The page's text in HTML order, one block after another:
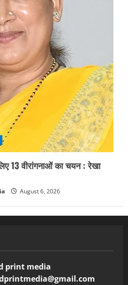
13 वीरांगनाओं का चयन : रेखा
August 6, 2026
print media